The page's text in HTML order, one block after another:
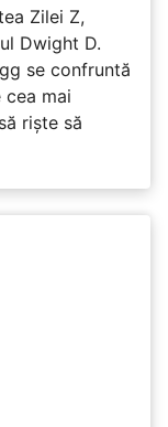
Zilei Z,
Dwight D.
se confruntă
cea mai
riște să